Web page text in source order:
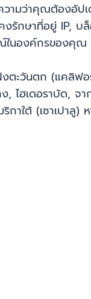
วามว่าคุณต้องอัป
รักษาที่อยู่ IP, บ
ในองค์กรของคุณ
ตะวันตก (แคลิฟอ
ไฮเดอราบัด, จา
กาใต้ (เซาเปาลู)